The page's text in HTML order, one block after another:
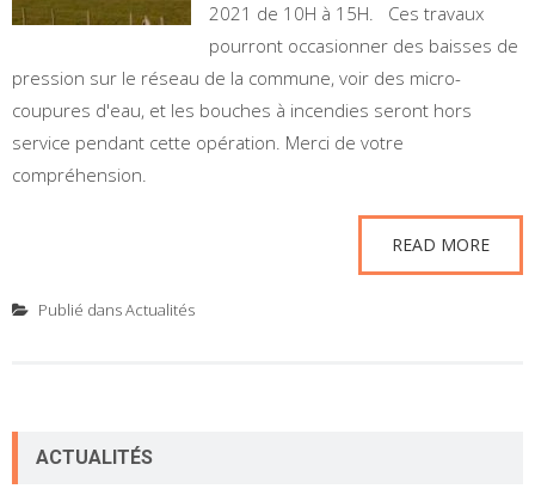
2021 de 10H à 15H. Ces travaux
pourront occasionner des baisses de
pression sur le réseau de la commune, voir des micro-
coupures d'eau, et les bouches à incendies seront hors
service pendant cette opération. Merci de votre
compréhension.
READ MORE
Publié dansActualités
ACTUALITÉS